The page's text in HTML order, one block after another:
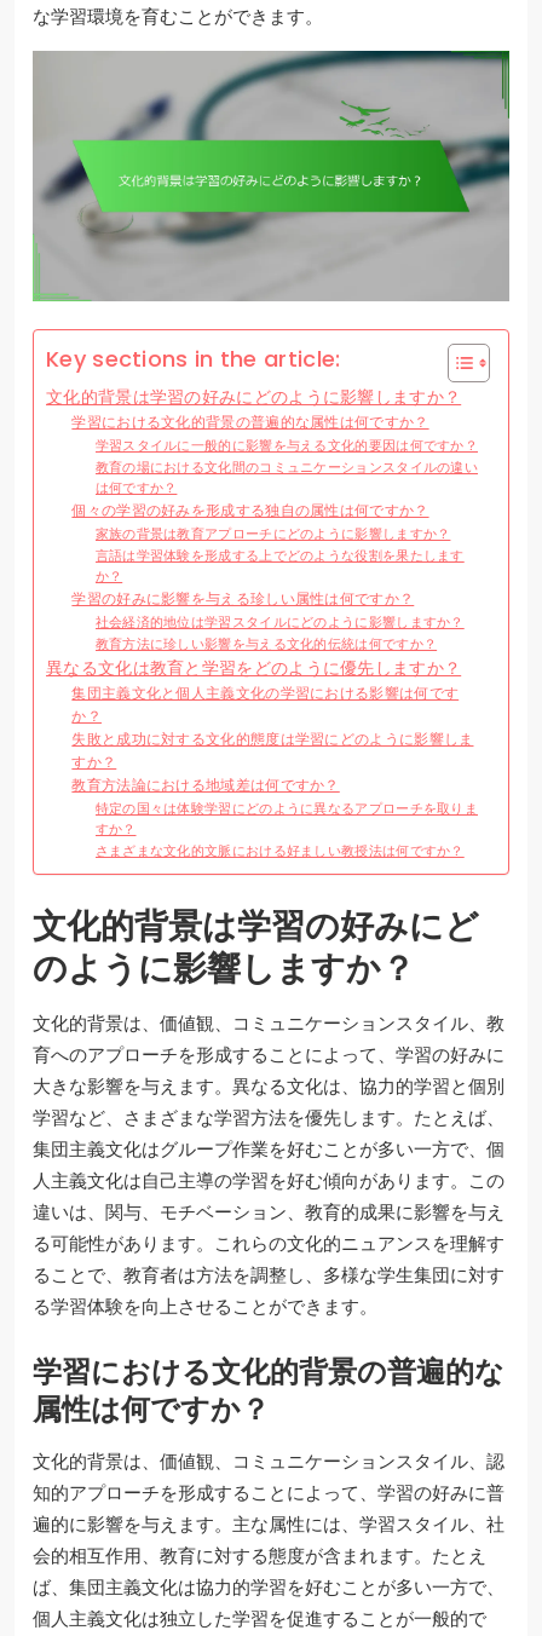
な学習環境を育むことができます。
Key sections in the article:
文化的背景は学習の好みにどのように影響しますか？
学習における文化的背景の普遍的な属性は何ですか？
学習スタイルに一般的に影響を与える文化的要因は何ですか？
教育の場における文化間のコミュニケーションスタイルの違い
は何ですか？
個々の学習の好みを形成する独自の属性は何ですか？
家族の背景は教育アプローチにどのように影響しますか？
言語は学習体験を形成する上でどのような役割を果たします
か？
学習の好みに影響を与える珍しい属性は何ですか？
社会経済的地位は学習スタイルにどのように影響しますか？
教育方法に珍しい影響を与える文化的伝統は何ですか？
異なる文化は教育と学習をどのように優先しますか？
集団主義文化と個人主義文化の学習における影響は何です
か？
失敗と成功に対する文化的態度は学習にどのように影響しま
すか？
教育方法論における地域差は何ですか？
特定の国々は体験学習にどのように異なるアプローチを取りま
すか？
さまざまな文化的文脈における好ましい教授法は何ですか？
文化的背景は学習の好みにど
のように影響しますか？
文化的背景は、価値観、コミュニケーションスタイル、教
育へのアプローチを形成することによって、学習の好みに
大きな影響を与えます。異なる文化は、協力的学習と個別
学習など、さまざまな学習方法を優先します。たとえば、
集団主義文化はグループ作業を好むことが多い一方で、個
人主義文化は自己主導の学習を好む傾向があります。この
違いは、関与、モチベーション、教育的成果に影響を与え
る可能性があります。これらの文化的ニュアンスを理解す
ることで、教育者は方法を調整し、多様な学生集団に対す
る学習体験を向上させることができます。
学習における文化的背景の普遍的な
属性は何ですか？
文化的背景は、価値観、コミュニケーションスタイル、認
知的アプローチを形成することによって、学習の好みに普
遍的に影響を与えます。主な属性には、学習スタイル、社
会的相互作用、教育に対する態度が含まれます。たとえ
ば、集団主義文化は協力的学習を好むことが多い一方で、
個人主義文化は独立した学習を促進することが一般的で